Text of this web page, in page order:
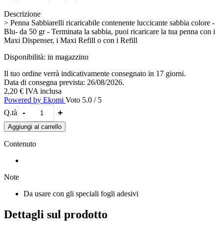
Descrizione
> Penna Sabbiarelli ricaricabile contenente luccicante sabbia colore -
Blu- da 50 gr - Terminata la sabbia, puoi ricaricare la tua penna con i
Maxi Dispenser, i Maxi Refill o con i Refill
Disponibilità: in magazzino
Il tuo ordine verrà indicativamente consegnato in 17 giorni.
Data di consegna prevista: 26/08/2026.
2,20 € IVA inclusa
Powered by Ekomi Voto 5.0 / 5
Q.tà
- +
Aggiungi al carrello
Contenuto
Note
Da usare con gli speciali fogli adesivi
Dettagli sul prodotto